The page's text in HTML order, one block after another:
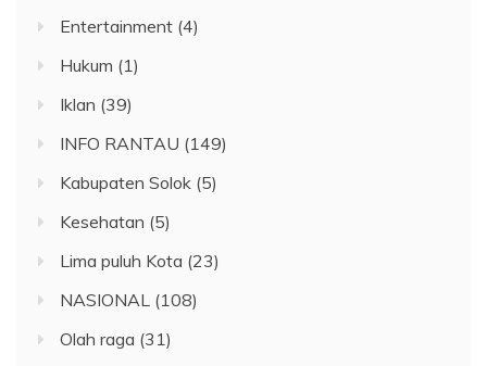
Entertainment (4)
Hukum (1)
Iklan (39)
INFO RANTAU (149)
Kabupaten Solok (5)
Kesehatan (5)
Lima puluh Kota (23)
NASIONAL (108)
Olah raga (31)